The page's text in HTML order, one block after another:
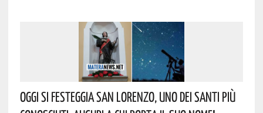
Oggi Si Festeggia San Lorenzo, Uno Dei Santi Più